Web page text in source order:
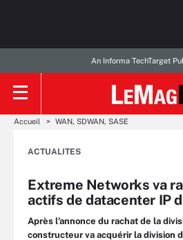
An Informa TechTarget
Accueil WAN, SDWAN, SASE
ACTUALITES
Extreme Networks va
actifs de datacenter IP
Après l'annonce du rachat de la
constructeur va acquérir la division